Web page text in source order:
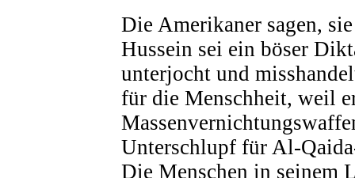
Die Amerikaner sagen,
Hussein sei ein böser
unterjocht und
für die Menschheit, weil
Unterschlupf für Al-
Die Menschen in seinem